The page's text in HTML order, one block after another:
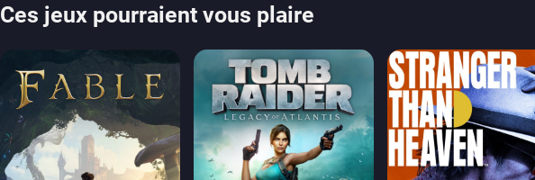
Ces jeux pourraient vous plaire